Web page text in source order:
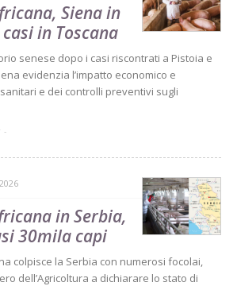
Siena in
in Toscana
senese dopo i casi riscontrati a Pistoia e
evidenzia l’impatto economico e
e dei controlli preventivi sugli
-
in Serbia,
30mila capi
colpisce la Serbia con numerosi focolai,
dell’Agricoltura a dichiarare lo stato di